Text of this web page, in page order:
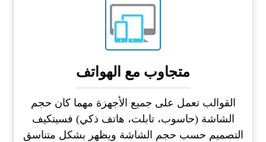
متجاوب مع الهواتف
القوالب تعمل على جميع الأجهزة مهما كان حجم
الشاشة (حاسوب، تابلت، هاتف ذكي) فسيتكيف
التصميم حسب حجم الشاشة ويظهر بشكل متناسق